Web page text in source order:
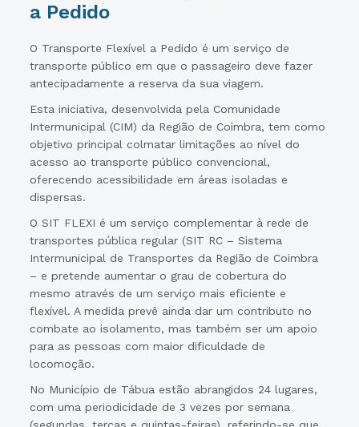
a Pedido
O Transporte Flexível a Pedido é um serviço de
transporte público em que o passageiro deve fazer
antecipadamente a reserva da sua viagem.
Esta iniciativa, desenvolvida pela Comunidade
Intermunicipal (CIM) da Região de Coimbra, tem como
objetivo principal colmatar limitações ao nível do
acesso ao transporte público convencional,
oferecendo acessibilidade em áreas isoladas e
dispersas.
O SIT FLEXI é um serviço complementar à rede de
transportes pública regular (SIT RC – Sistema
Intermunicipal de Transportes da Região de Coimbra
– e pretende aumentar o grau de cobertura do
mesmo através de um serviço mais eficiente e
flexível. A medida prevê ainda dar um contributo no
combate ao isolamento, mas também ser um apoio
para as pessoas com maior dificuldade de
locomoção.
No Município de Tábua estão abrangidos 24 lugares,
com uma periodicidade de 3 vezes por semana